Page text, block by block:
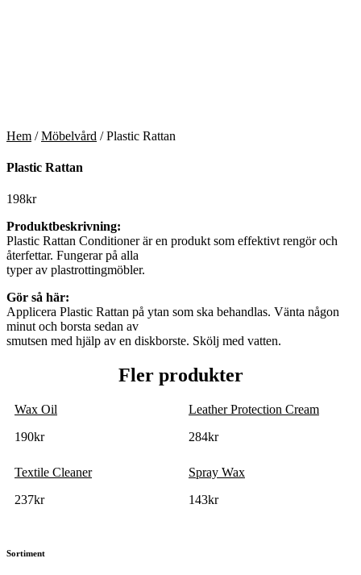
Hem /Möbelvård / Plastic Rattan
Plastic Rattan
198kr
Produktbeskrivning:
Plastic Rattan Conditioner är en produkt som effektivt rengör och
återfettar. Fungerar på alla
typer av plastrottingmöbler.
Gör så här:
Applicera Plastic Rattan på ytan som ska behandlas. Vänta någon
minut och borsta sedan av
smutsen med hjälp av en diskborste. Skölj med vatten.
Fler produkter
Wax Oil
190kr
Leather Protection Cream
284kr
Textile Cleaner
237kr
Spray Wax
143kr
Sortiment